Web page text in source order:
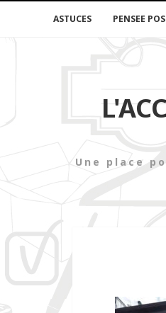
ASTUCES PENSEE
Une place